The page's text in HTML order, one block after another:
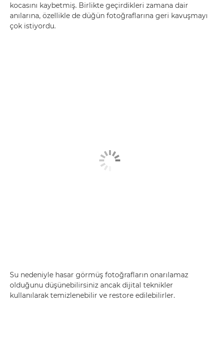
kocasını kaybetmiş. Birlikte geçirdikleri zamana dair
anılarına, özellikle de düğün fotoğraflarına geri kavuşmayı
çok istiyordu.
Su nedeniyle hasar görmüş fotoğrafların onarılamaz
olduğunu düşünebilirsiniz ancak dijital teknikler
kullanılarak temizlenebilir ve restore edilebilirler.